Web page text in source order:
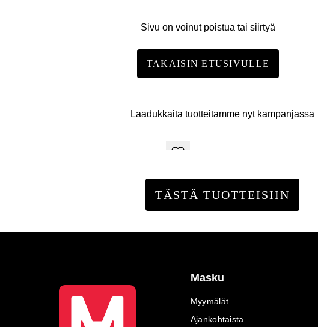
Sivu on voinut poistua tai siirtyä
TAKAISIN ETUSIVULLE
Laadukkaita tuotteitamme nyt kampanjassa
TÄSTÄ TUOTTEISIIN
Masku
Myymälät
Ajankohtaista